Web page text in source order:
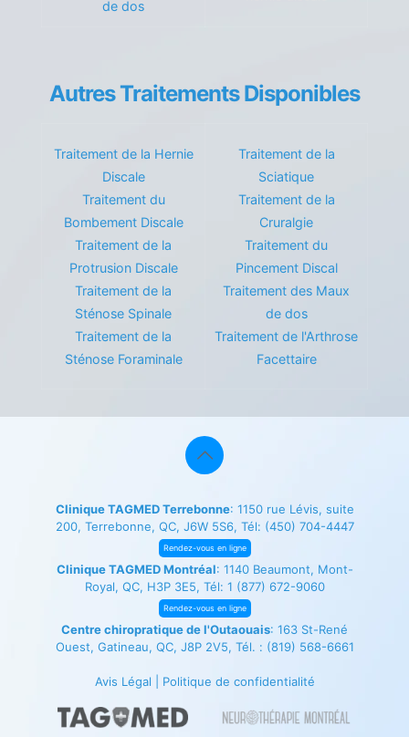
de dos
Autres Traitements Disponibles
Traitement de la Hernie
Discale
Traitement du
Bombement Discale
Traitement de la
Protrusion Discale
Traitement de la
Sténose Spinale
Traitement de la
Sténose Foraminale
Traitement de la
Sciatique
Traitement de la
Cruralgie
Traitement du
Pincement Discal
Traitement des Maux
de dos
Traitement de l'Arthrose
Facettaire
Clinique TAGMED Terrebonne: 1150 rue Lévis, suite
200, Terrebonne, QC, J6W 5S6, Tél: (450) 704-4447
Rendez-vous en ligne
Clinique TAGMED Montréal: 1140 Beaumont, Mont-
Royal, QC, H3P 3E5, Tél: 1 (877) 672-9060
Rendez-vous en ligne
Centre chiropratique de l'Outaouais: 163 St-René
Ouest, Gatineau, QC, J8P 2V5, Tél. : (819) 568-6661
Avis Légal Politique de confidentialité